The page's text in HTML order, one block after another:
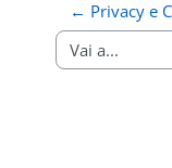
← Privacy e
Vai a...